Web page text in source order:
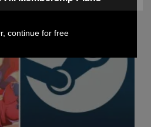
continue for free